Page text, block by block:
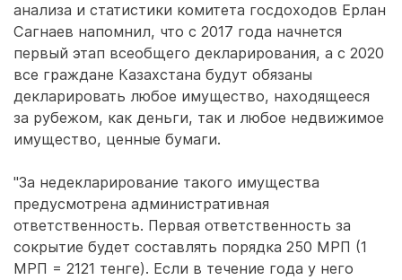
анализа и статистики комитета госдоходов Ерлан
Сагнаев напомнил, что с 2017 года начнется
первый этап всеобщего декларирования, а с 2020
все граждане Казахстана будут обязаны
декларировать любое имущество, находящееся
за рубежом, как деньги, так и любое недвижимое
имущество, ценные бумаги.
"За недекларирование такого имущества
предусмотрена административная
ответственность. Первая ответственность за
сокрытие будет составлять порядка 250 МРП (1
МРП = 2121 тенге). Если в течение года у него